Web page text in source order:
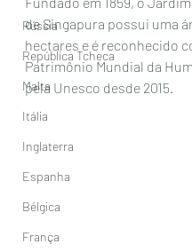
Rússia
República Tcheca
Malta
Itália
Inglaterra
Espanha
Bélgica
França
de Singapura possui uma
hectares e é reconhecido
Patrimônio Mundial da
pela Unesco desde 2015.